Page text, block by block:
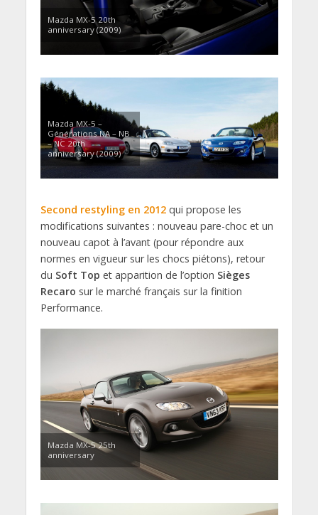
Mazda MX-5 20th
anniversary (2009)
Mazda MX-5 –
Générations NA – NB
– NC 20th
anniversary (2009)
Second restyling en 2012qui propose les
modifications suivantes : nouveau pare-choc et un
nouveau capot à l’avant (pour répondre aux
normes en vigueur sur les chocs piétons), retour
du Soft Top et apparition de l’option Sièges
Recaro sur le marché français sur la finition
Performance.
Mazda MX-5 25th
anniversary